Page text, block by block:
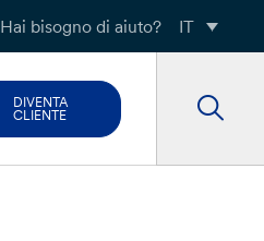
Hai bisogno di aiuto? IT
DIVENTA
CLIENTE